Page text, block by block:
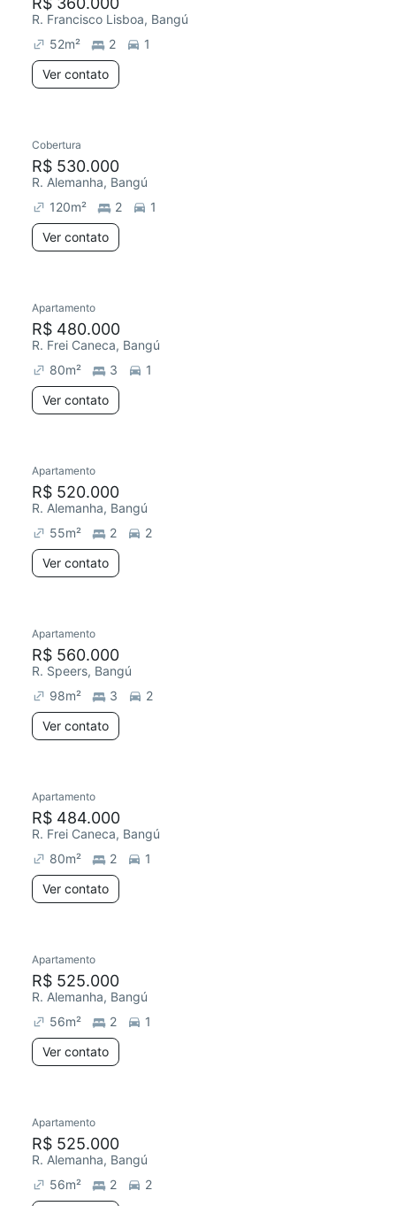
R. Francisco Lisboa, Bangú
52m² 2
1
Ver contato
Cobertura
R$ 530.000
R. Alemanha, Bangú
120m² 2
1
Ver contato
Apartamento
R$ 480.000
R. Frei Caneca, Bangú
80m² 3
1
Ver contato
Apartamento
R$ 520.000
R. Alemanha, Bangú
55m² 2
2
Ver contato
Apartamento
R$ 560.000
R. Speers, Bangú
98m² 3
2
Ver contato
Apartamento
R$ 484.000
R. Frei Caneca, Bangú
80m² 2
1
Ver contato
Apartamento
R$ 525.000
R. Alemanha, Bangú
56m² 2
1
Ver contato
Apartamento
R$ 525.000
R. Alemanha, Bangú
56m² 2
2